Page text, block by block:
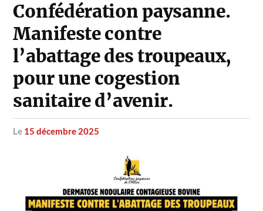
Confédération paysanne.
Manifeste contre
l’abattage des troupeaux,
pour une cogestion
sanitaire d’avenir.
le 15 décembre 2025